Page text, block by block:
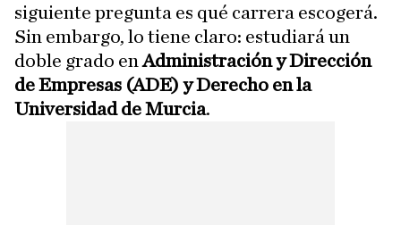
siguiente pregunta es qué carrera escogerá.
Sin embargo, lo tiene claro: estudiará un
doble grado enAdministración y Dirección
de Empresas (ADE) y Derecho en la
Universidad de Murcia.